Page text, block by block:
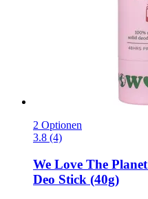
2 Optionen
3.8 (4)
We Love The Planet
Deo Stick (40g)